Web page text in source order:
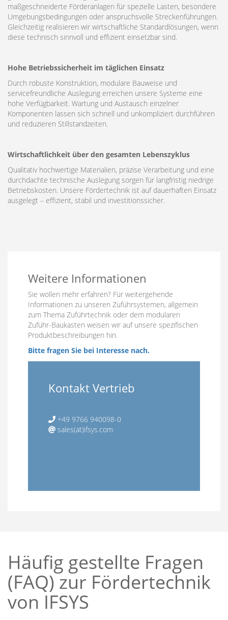
maßgeschneiderte Förderanlagen für spezielle Lasten, besondere
Umgebungsbedingungen oder anspruchsvolle Streckenführungen.
Gleichzeitig realisieren wir wirtschaftliche Standardlösungen, wenn
diese technisch sinnvoll und effizient einsetzbar sind.
Hohe Betriebssicherheit im täglichen Einsatz
Durch robuste Konstruktion, modulare Bauweise und
servicefreundliche Auslegung erreichen unsere Systeme eine
hohe Verfügbarkeit. Wartung und Austausch einzelner
Komponenten lassen sich schnell und unkompliziert durchführen
und reduzieren Stillstandzeiten.
Wirtschaftlichkeit über den gesamten Lebenszyklus
Qualitativ hochwertige Materialien, präzise Verarbeitung und eine
durchdachte technische Auslegung sorgen für langfristig niedrige
Betriebskosten. Unsere Fördertechnik ist auf dauerhaften Einsatz
ausgelegt – effizient, stabil und investitionssicher.
Weitere Informationen
Sie wollen mehr erfahren? Für weitergehende
Informationen zu unseren Zuführsystemen, allgemein
zum Thema Zuführtechnik oder dem modularen
Zuführ-Baukasten weisen wir auf unsere spezifischen
Produktbeschreibungen hin.
Bitte fragen Sie bei Interesse nach.
Kontakt Vertrieb
+49 9766 940098-0
sales(at)ifsys.com
Häufig gestellte Fragen
(FAQ) zur Fördertechnik
von IFSYS